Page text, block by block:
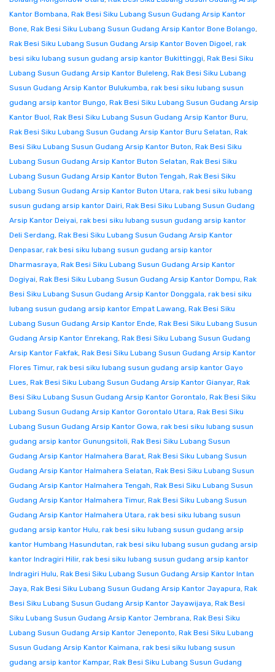
Kantor Bombana, Rak Besi Siku Lubang Susun Gudang Arsip Kantor
Bone, Rak Besi Siku Lubang Susun Gudang Arsip Kantor Bone Bolango,
Rak Besi Siku Lubang Susun Gudang Arsip Kantor Boven Digoel, rak
besi siku lubang susun gudang arsip kantor Bukittinggi, Rak Besi Siku
Lubang Susun Gudang Arsip Kantor Buleleng, Rak Besi Siku Lubang
Susun Gudang Arsip Kantor Bulukumba, rak besi siku lubang susun
gudang arsip kantor Bungo, Rak Besi Siku Lubang Susun Gudang Arsip
Kantor Buol, Rak Besi Siku Lubang Susun Gudang Arsip Kantor Buru,
Rak Besi Siku Lubang Susun Gudang Arsip Kantor Buru Selatan, Rak
Besi Siku Lubang Susun Gudang Arsip Kantor Buton, Rak Besi Siku
Lubang Susun Gudang Arsip Kantor Buton Selatan, Rak Besi Siku
Lubang Susun Gudang Arsip Kantor Buton Tengah, Rak Besi Siku
Lubang Susun Gudang Arsip Kantor Buton Utara, rak besi siku lubang
susun gudang arsip kantor Dairi, Rak Besi Siku Lubang Susun Gudang
Arsip Kantor Deiyai, rak besi siku lubang susun gudang arsip kantor
Deli Serdang, Rak Besi Siku Lubang Susun Gudang Arsip Kantor
Denpasar, rak besi siku lubang susun gudang arsip kantor
Dharmasraya, Rak Besi Siku Lubang Susun Gudang Arsip Kantor
Dogiyai, Rak Besi Siku Lubang Susun Gudang Arsip Kantor Dompu, Rak
Besi Siku Lubang Susun Gudang Arsip Kantor Donggala, rak besi siku
lubang susun gudang arsip kantor Empat Lawang, Rak Besi Siku
Lubang Susun Gudang Arsip Kantor Ende, Rak Besi Siku Lubang Susun
Gudang Arsip Kantor Enrekang, Rak Besi Siku Lubang Susun Gudang
Arsip Kantor Fakfak, Rak Besi Siku Lubang Susun Gudang Arsip Kantor
Flores Timur, rak besi siku lubang susun gudang arsip kantor Gayo
Lues, Rak Besi Siku Lubang Susun Gudang Arsip Kantor Gianyar, Rak
Besi Siku Lubang Susun Gudang Arsip Kantor Gorontalo, Rak Besi Siku
Lubang Susun Gudang Arsip Kantor Gorontalo Utara, Rak Besi Siku
Lubang Susun Gudang Arsip Kantor Gowa, rak besi siku lubang susun
gudang arsip kantor Gunungsitoli, Rak Besi Siku Lubang Susun
Gudang Arsip Kantor Halmahera Barat, Rak Besi Siku Lubang Susun
Gudang Arsip Kantor Halmahera Selatan, Rak Besi Siku Lubang Susun
Gudang Arsip Kantor Halmahera Tengah, Rak Besi Siku Lubang Susun
Gudang Arsip Kantor Halmahera Timur, Rak Besi Siku Lubang Susun
Gudang Arsip Kantor Halmahera Utara, rak besi siku lubang susun
gudang arsip kantor Hulu, rak besi siku lubang susun gudang arsip
kantor Humbang Hasundutan, rak besi siku lubang susun gudang arsip
kantor Indragiri Hilir, rak besi siku lubang susun gudang arsip kantor
Indragiri Hulu, Rak Besi Siku Lubang Susun Gudang Arsip Kantor Intan
Jaya, Rak Besi Siku Lubang Susun Gudang Arsip Kantor Jayapura, Rak
Besi Siku Lubang Susun Gudang Arsip Kantor Jayawijaya, Rak Besi
Siku Lubang Susun Gudang Arsip Kantor Jembrana, Rak Besi Siku
Lubang Susun Gudang Arsip Kantor Jeneponto, Rak Besi Siku Lubang
Susun Gudang Arsip Kantor Kaimana, rak besi siku lubang susun
gudang arsip kantor Kampar, Rak Besi Siku Lubang Susun Gudang